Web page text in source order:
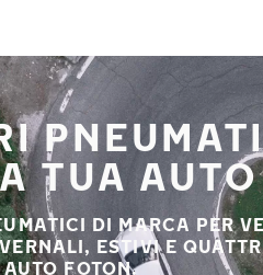
TUA
DI MARCA PER
ESTIVI E
AUTO FOTON.